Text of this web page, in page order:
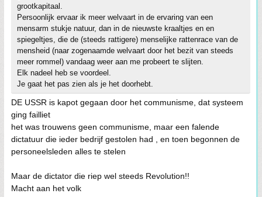
grootkapitaal.
Persoonlijk ervaar ik meer welvaart in de ervaring van een
mensarm stukje natuur, dan in de nieuwste kraaltjes en en
spiegeltjes, die de (steeds rattigere) menselijke rattenrace van de
mensheid (naar zogenaamde welvaart door het bezit van steeds
meer rommel) vandaag weer aan me probeert te slijten.
Elk nadeel heb se voordeel.
Je gaat het pas zien als je het doorhebt.
DE USSR is kapot gegaan door het communisme, dat systeem
ging failliet
het was trouwens geen communisme, maar een falende
dictatuur die ieder bedrijf gestolen had , en toen begonnen de
personeelsleden alles te stelen
Maar de dictator die riep wel steeds Revolution!!
Macht aan het volk